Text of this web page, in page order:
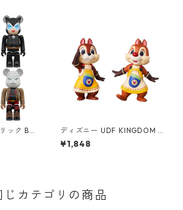
ック BE
H
品（1
ディズニー UDF KINGDOM H
EARTS Ⅱ CHIP 'N DALE フィ
ギュア キングダムハーツ チッ
¥1,848
じカテゴリの商品